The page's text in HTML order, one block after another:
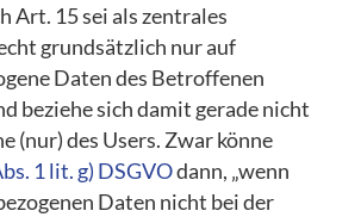
Art. 15 sei als zentrales
grundsätzlich nur auf
Daten des Betroffenen
beziehe sich damit gerade nicht
(nur) des Users. Zwar könne
1 lit. g) DSGVOdann, „wenn
Daten nicht bei der